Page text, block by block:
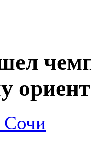
Сочи